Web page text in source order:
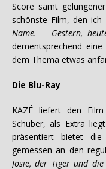
Score samt
schönste Film, den
Name. – Gestern,
dementsprechend
dem Thema etwas
Die Blu-Ray
KAZÉ liefert den
Schuber, als Extra
präsentiert bietet
gemessen an den
Josie, der Tiger und die